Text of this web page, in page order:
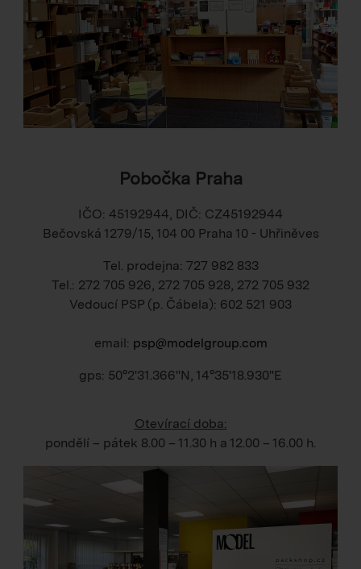
Pobočka Praha
IČO: 45192944, DIČ: CZ45192944
Bečovská 1279/15, 104 00 Praha 10 - Uhřiněves
Tel. prodejna: 727 982 833
Tel.: 272 705 926, 272 705 928, 272 705 932
Vedoucí PSP (p. Čábela): 602 521 903
email: psp@modelgroup.com
gps: 50°2'31.366"N, 14°35'18.930"E
Otevírací doba:
pondělí – pátek 8.00 – 11.30 h a 12.00 – 16.00 h